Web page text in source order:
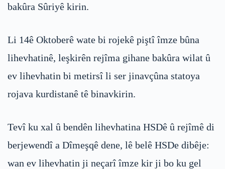
bakûra Sûriyê kirin.
Li 14ê Oktoberê wate bi rojekê piştî îmze bûna
lihevhatinê, leşkirên rejîma gihane bakûra wilat û
ev lihevhatin bi metirsî li ser jinavçûna statoya
rojava kurdistanê tê binavkirin.
Tevî ku xal û bendên lihevhatina HSDê û rejîmê di
berjewendî a Dîmeşqê dene, lê belê HSDe dibêje:
wan ev lihevhatin ji neçarî îmze kir ji bo ku gel